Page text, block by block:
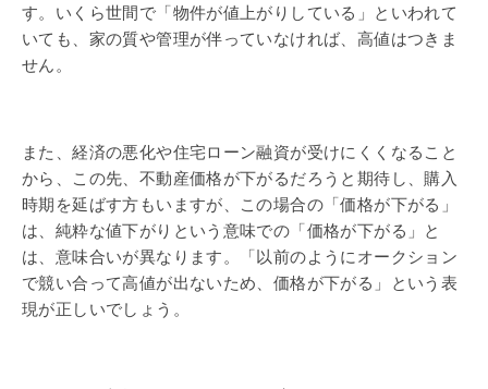
す。いくら世間で「物件が値上がりしている」といわれて
いても、家の質や管理が伴っていなければ、高値はつきま
せん。
また、経済の悪化や住宅ローン融資が受けにくくなること
から、この先、不動産価格が下がるだろうと期待し、購入
時期を延ばす方もいますが、この場合の「価格が下がる」
は、純粋な値下がりという意味での「価格が下がる」と
は、意味合いが異なります。「以前のようにオークション
で競い合って高値が出ないため、価格が下がる」という表
現が正しいでしょう。